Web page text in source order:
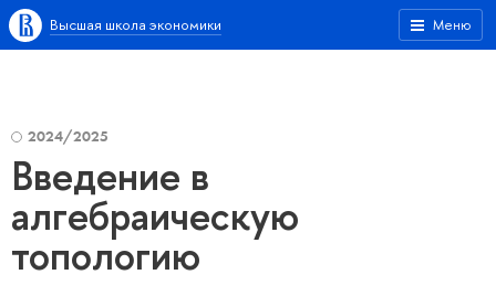
Меню
Высшая школа экономики
2024/2025
Введение в
алгебраическую
топологию